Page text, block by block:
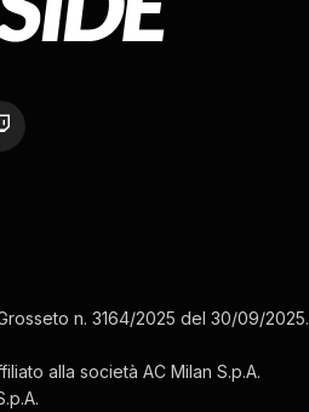
n. 3164/2025 del 30/09/2025.
alla società AC Milan S.p.A.